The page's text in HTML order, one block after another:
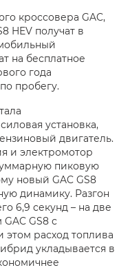
кроссовера GAC,
HEV получат в
на бесплатное
года
пробегу.
установка,
двигатель.
и электромотор
пиковую
новый GAC GS8
динамику. Разгон
6,9 секунд – на две
GS8 с
расход топлива
укладывается в